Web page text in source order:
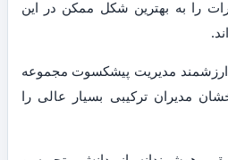
را به بهترین شکل ممکن در این
ارزشمند مدیریت پیشکسوت مجموعه
مدیران ترکیبی بسیار عالی را